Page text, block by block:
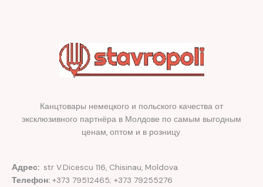
Канцтовары немецкого и польского качества от
эксклюзивного партнёра в Молдове по самым выгодным
ценам, оптом и в розницу.
Адрес: str V.Dicescu 116, Chisinau, Moldova.
Телефон: +373 79512465; +373 79255276